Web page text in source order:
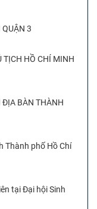
QUẬN 3
TỊCH HỒ CHÍ MINH
ĐỊA BÀN THÀNH
Thành phố Hồ Chí
tại Đại hội Sinh